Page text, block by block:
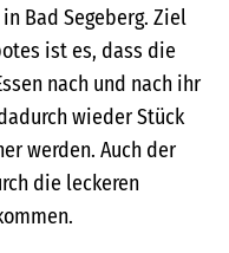
Bad Segeberg. Ziel
ist es, dass die
nach und nach ihr
wieder Stück
werden. Auch der
die leckeren